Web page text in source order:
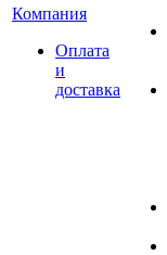
Компания
Оплата
и
доставка